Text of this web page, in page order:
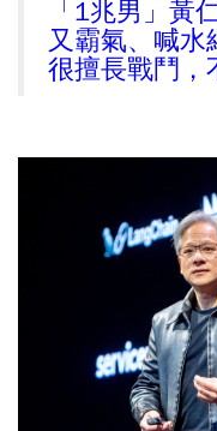
「1兆男」黃
又霸氣、喊水
很擅長戰鬥，